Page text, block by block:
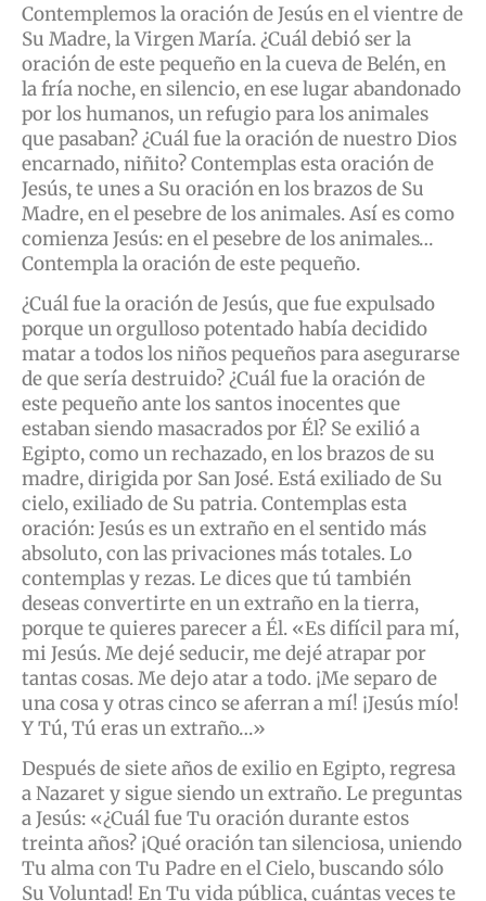
Contemplemos la oración de Jesús en el vientre de
Su Madre, la Virgen María. ¿Cuál debió ser la
oración de este pequeño en la cueva de Belén, en
la fría noche, en silencio, en ese lugar abandonado
por los humanos, un refugio para los animales
que pasaban? ¿Cuál fue la oración de nuestro Dios
encarnado, niñito? Contemplas esta oración de
Jesús, te unes a Su oración en los brazos de Su
Madre, en el pesebre de los animales. Así es como
comienza Jesús: en el pesebre de los animales…
Contempla la oración de este pequeño.
¿Cuál fue la oración de Jesús, que fue expulsado
porque un orgulloso potentado había decidido
matar a todos los niños pequeños para asegurarse
de que sería destruido? ¿Cuál fue la oración de
este pequeño ante los santos inocentes que
estaban siendo masacrados por Él? Se exilió a
Egipto, como un rechazado, en los brazos de su
madre, dirigida por San José. Está exiliado de Su
cielo, exiliado de Su patria. Contemplas esta
oración: Jesús es un extraño en el sentido más
absoluto, con las privaciones más totales. Lo
contemplas y rezas. Le dices que tú también
deseas convertirte en un extraño en la tierra,
porque te quieres parecer a Él. «Es difícil para mí,
mi Jesús. Me dejé seducir, me dejé atrapar por
tantas cosas. Me dejo atar a todo. ¡Me separo de
una cosa y otras cinco se aferran a mí! ¡Jesús mío!
Y Tú, Tú eras un extraño…»
Después de siete años de exilio en Egipto, regresa
a Nazaret y sigue siendo un extraño. Le preguntas
a Jesús: «¿Cuál fue Tu oración durante estos
treinta años? ¡Qué oración tan silenciosa, uniendo
Tu alma con Tu Padre en el Cielo, buscando sólo
Su Voluntad! En Tu vida pública, cuántas veces te